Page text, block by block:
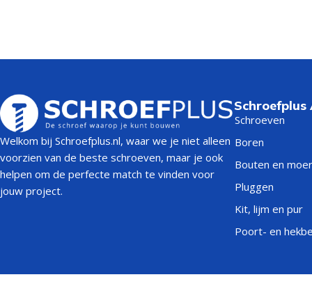
Welkom bij Schroefplus.nl, waar we je niet alleen
voorzien van de beste schroeven, maar je ook
helpen om de perfecte match te vinden voor
jouw project.
Schroeven
Boren
Bouten en
Pluggen
Kit, lijm en pur
Poort- en